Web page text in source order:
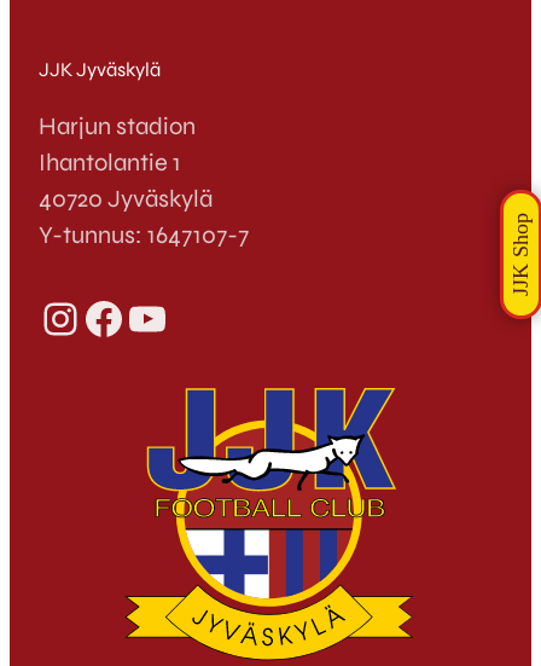
JJK Jyväskylä
Harjun stadion
Ihantolantie 1
40720 Jyväskylä
Y-tunnus: 1647107-7
InstagramFacebook YouTube